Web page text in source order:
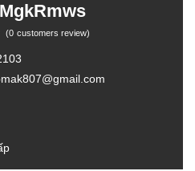
(0 customers review)